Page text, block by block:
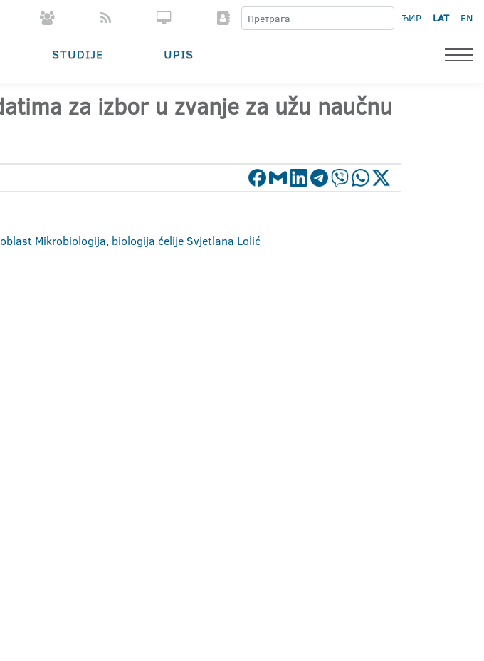
ЋИР LAT EN
STUDIJE UPIS
za izbor u zvanje za užu naučnu
Mikrobiologija, biologija ćelije Svjetlana Lolić